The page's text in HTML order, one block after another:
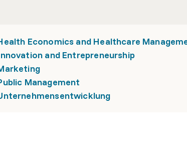
Economics and Healthcare
and Entrepreneurship
Management